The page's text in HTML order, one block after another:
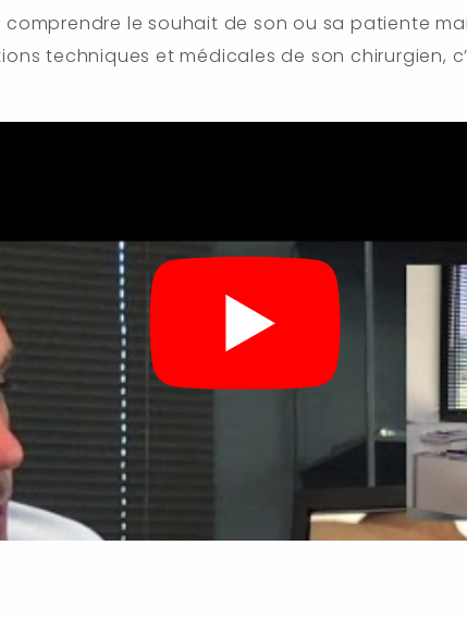
le souhait de son ou sa patiente
techniques et médicales de son chirurgien,